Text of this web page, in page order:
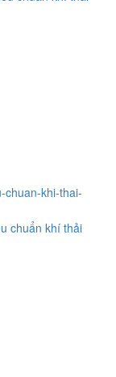
chuẩn khí thải